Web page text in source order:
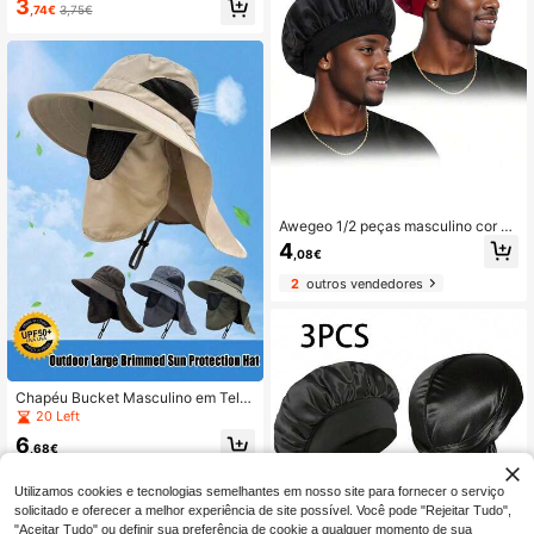
3 ,74€ 3,75€
Chapéu Bucket Masculino em Tela,
Chapéu de Sol com Aba Larga para
e de Proteção Solar Anti-Mosquitos
ara Pesca Noturna com Secagem R
ápida e Proteção UV, Chapéu Buck
20 Left
6,68€
Awegeo 1/2 peças masculino cor só
lida elástico cetim sedoso aba larga
casual confortável respirável macio
dormir boné para modelar o cabelo
durante o sono
4 ,08€
2outros vendedores
Utilizamos cookies e tecnologias semelhantes em nosso site para fornecer o serviço
solicitado e oferecer a melhor experiência de site possível. Você pode "Rejeitar Tudo",
"Aceitar Tudo" ou definir sua preferência de cookie a qualquer momento de sua